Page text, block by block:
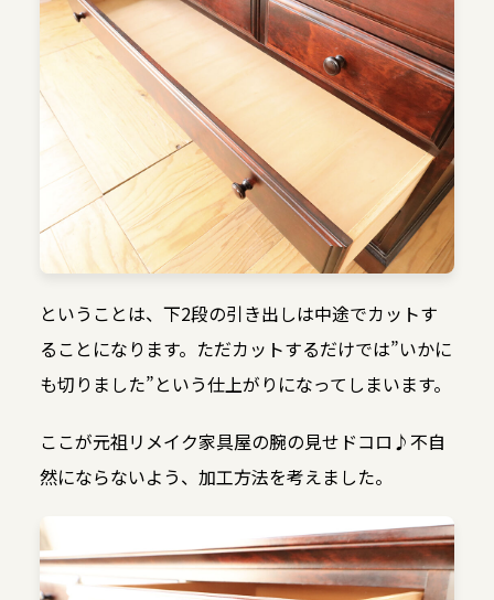
ということは、下2段の引き出しは中途でカットす
ることになります。ただカットするだけでは”いかに
も切りました”という仕上がりになってしまいます。
ここが元祖リメイク家具屋の腕の見せドコロ♪不自
然にならないよう、加工方法を考えました。